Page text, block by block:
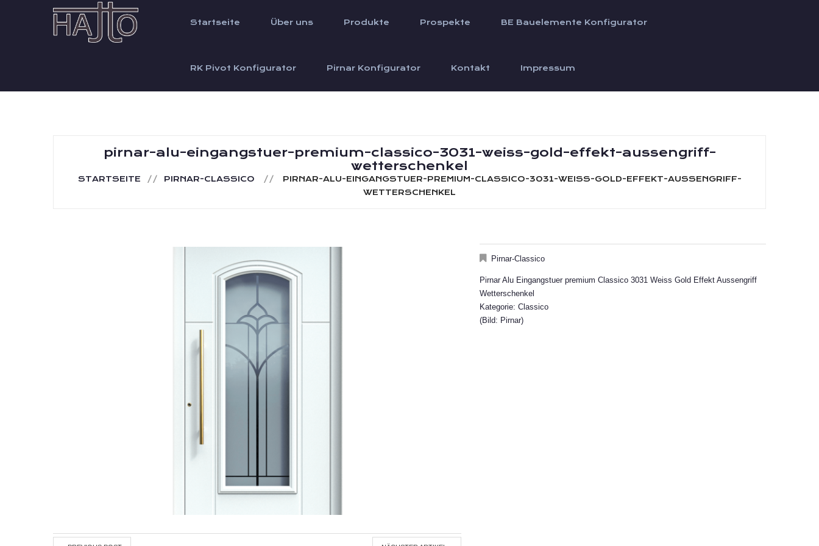
Startseite Über uns Produkte Prospekte BE Bauelemente Konfigurator
RK Pivot Konfigurator Pirnar Konfigurator Kontakt Impressum
pirnar-alu-eingangstuer-premium-classico-3031-weiss-gold-effekt-aussengriff-
wetterschenkel
STARTSEITE PIRNAR-CLASSICO
PIRNAR-ALU-EINGANGSTUER-PREMIUM-CLASSICO-3031-WEISS-GOLD-EFFEKT-AUSSENGRIFF-
WETTERSCHENKEL
Pirnar-Classico
Pirnar Alu Eingangstuer premium Classico 3031 Weiss Gold Effekt Aussengriff
Wetterschenkel
Kategorie: Classico
(Bild: Pirnar)